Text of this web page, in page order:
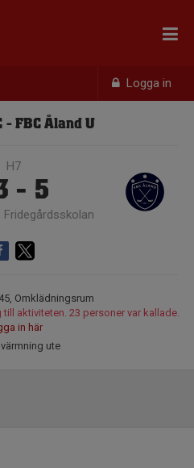
Logga in
- FBC Åland U
H7
- 5
Fridegårdsskolan
Omklädningsrum
aktiviteten. 23 personer var kallade.
in här
ute